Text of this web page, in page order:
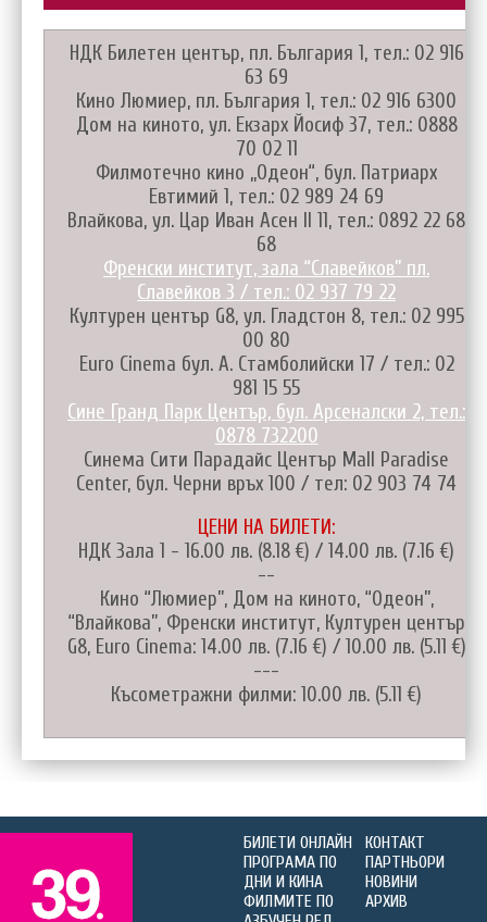
НДК Билетен център, пл. България 1, тел.: 02 916
63 69
Кино Люмиер, пл. България 1, тел.: 02 916 6300
Дом на киното, ул. Екзарх Йосиф 37, тел.: 0888
70 02 11
Филмотечно кино „Одеон“, бул. Патриарх
Евтимий 1, тел.: 02 989 24 69
Влайкова, ул. Цар Иван Асен II 11, тел.: 0892 22 68
68
Френски институт, зала “Славейков” пл.
Славейков 3 / тел.: 02 937 79 22
Културен център G8, ул. Гладстон 8, тел.: 02 995
00 80
Euro Cinema бул. А. Стамболийски 17 / тел.: 02
981 15 55
Сине Гранд Парк Център, бул. Арсеналски 2, тел.:
0878 732200
Синема Сити Парадайс Център Mall Paradise
Center, бул. Черни връх 100 / тел: 02 903 74 74
ЦЕНИ НА БИЛЕТИ:
НДК Зала 1 - 16.00 лв. (8.18 €) / 14.00 лв. (7.16 €)
--
Кино “Люмиер”, Дом на киното, “Одеон”,
“Влайкова”, Френски институт, Културен център
G8, Euro Cinema: 14.00 лв. (7.16 €) / 10.00 лв. (5.11 €)
---
Късометражни филми: 10.00 лв. (5.11 €)
БИЛЕТИ ОНЛАЙН
ПРОГРАМА ПО
ДНИ И КИНА
ФИЛМИТЕ ПО
КОНТАКТ
ПАРТНЬОРИ
НОВИНИ
АРХИВ